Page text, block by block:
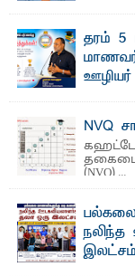
தரம் 5
NVQ
தகைமை
(NVQ) ...
நலிந்த